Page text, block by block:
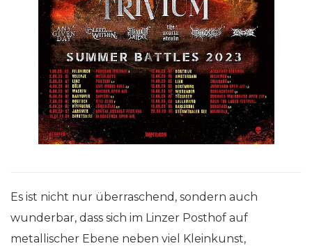
Es ist nicht nur überraschend, sondern auch
wunderbar, dass sich im Linzer Posthof auf
metallischer Ebene neben viel Kleinkunst,